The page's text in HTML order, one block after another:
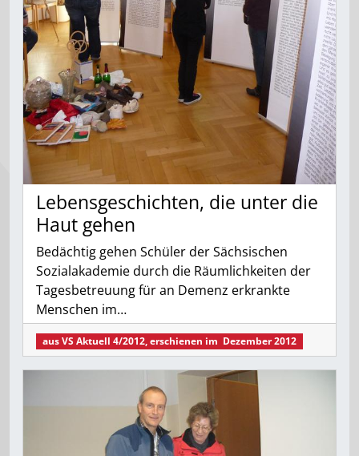
Lebensgeschichten, die unter die
Haut gehen
Bedächtig gehen Schüler der Sächsischen
Sozialakademie durch die Räumlichkeiten der
Tagesbetreuung für an Demenz erkrankte
Menschen im…
ausVS Aktuell 4/2012, erschienen im Dezember 2012